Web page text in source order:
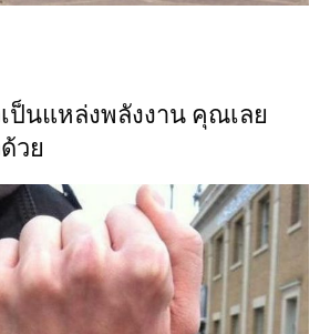
ป็นแหล่งพลังงาน คุณเลย
วย